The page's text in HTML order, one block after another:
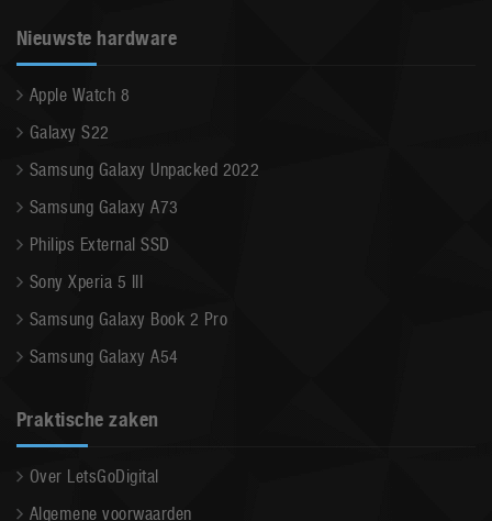
Nieuwste hardware
Apple Watch 8
Galaxy S22
Samsung Galaxy Unpacked 2022
Samsung Galaxy A73
Philips External SSD
Sony Xperia 5 III
Samsung Galaxy Book 2 Pro
Samsung Galaxy A54
Praktische zaken
Over LetsGoDigital
Algemene voorwaarden